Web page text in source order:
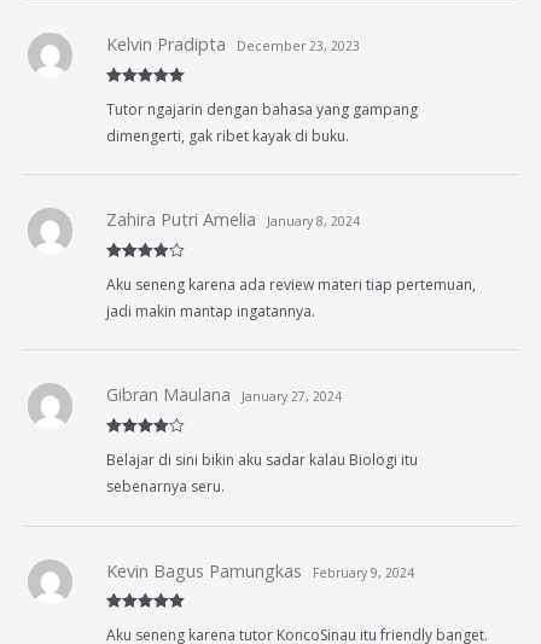
of 5
Kelvin Pradipta December 23, 2023
Tutor ngajarin dengan bahasa yang gampang
dimengerti, gak ribet kayak di buku.
out of 5
Zahira Putri Amelia January 8, 2024
Aku seneng karena ada review materi tiap pertemuan,
jadi makin mantap ingatannya.
out of 5
Gibran Maulana January 27, 2024
Belajar di sini bikin aku sadar kalau Biologi itu
sebenarnya seru.
of 5
Kevin Bagus Pamungkas February 9, 2024
Aku seneng karena tutor KoncoSinau itu friendly banget.